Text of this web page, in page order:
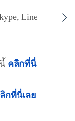
Line
คลิกที่นี่
กที่นี่เลย